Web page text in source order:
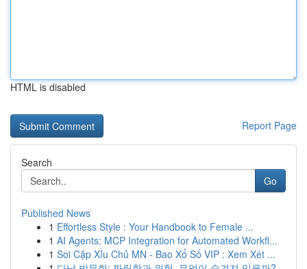
HTML is disabled
Report Page
Search
Go
Published News
1 Effortless Style : Your Handbook to Female ...
1 AI Agents: MCP Integration for Automated Workfl...
1 Soi Cặp Xỉu Chủ MN - Bao Xổ Số VIP : Xem Xét ...